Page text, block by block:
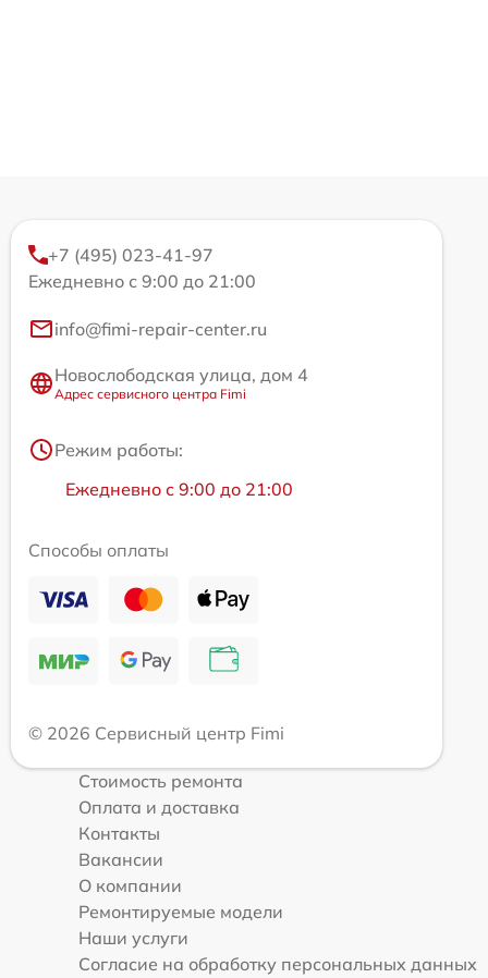
+7 (495) 023-41-97
Ежедневно с 9:00 до 21:00
info@fimi-repair-center.ru
Новослободская улица, дом 4
Адрес сервисного центра Fimi
Режим работы:
Ежедневно с 9:00 до 21:00
Способы оплаты
© 2026 Сервисный центр Fimi
Стоимость ремонта
Оплата и доставка
Контакты
Вакансии
О компании
Ремонтируемые модели
Наши услуги
Согласие на обработку персональных данных